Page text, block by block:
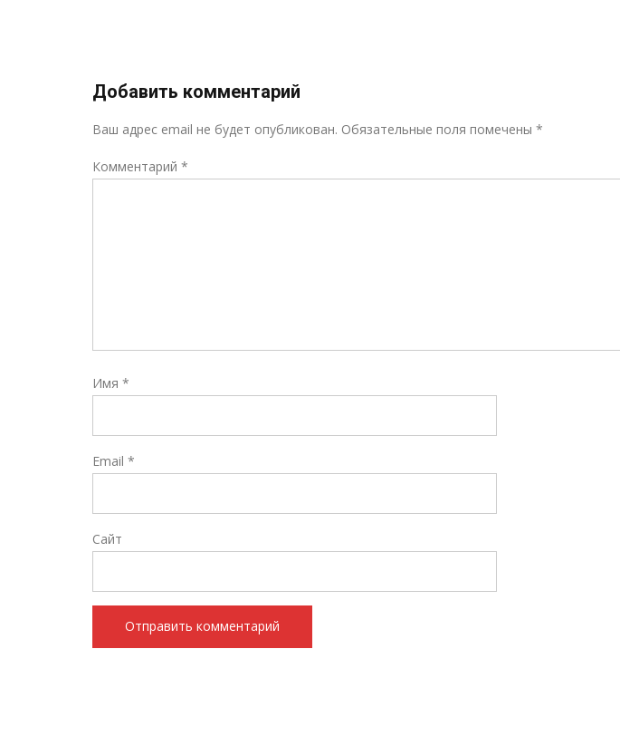
Добавить комментарий
Ваш адрес email не будет опубликован. Обязательные поля помечены *
Комментарий *
Имя *
Email *
Сайт